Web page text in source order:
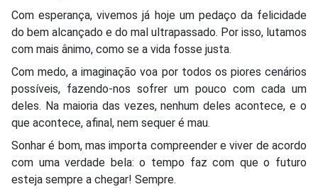
Com esperança, vivemos já hoje um pedaço da felicidade
do bem alcançado e do mal ultrapassado. Por isso, lutamos
com mais ânimo, como se a vida fosse justa.
Com medo, a imaginação voa por todos os piores cenários
possíveis, fazendo-nos sofrer um pouco com cada um
deles. Na maioria das vezes, nenhum deles acontece, e o
que acontece, afinal, nem sequer é mau.
Sonhar é bom, mas importa compreender e viver de acordo
com uma verdade bela: o tempo faz com que o futuro
esteja sempre a chegar! Sempre.